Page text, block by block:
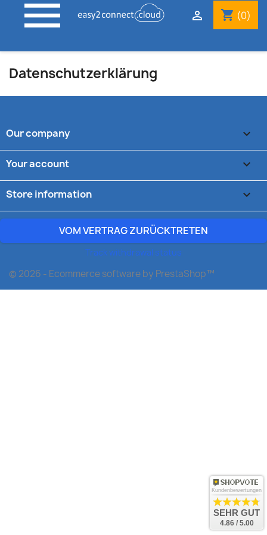
 shopping_cart (0)

Datenschutzerklärung
Our company 
Your account 
Store information keyboard_arrow_down
VOM VERTRAG ZURÜCKTRETEN
Track withdrawal status
© 2026 - Ecommerce software by PrestaShop™
Kundenbewertungen
SEHR GUT
4.86 / 5.00